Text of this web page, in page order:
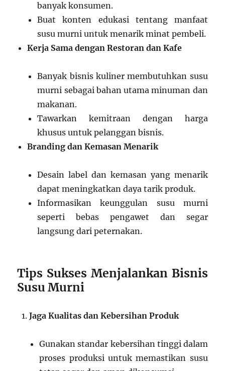
banyak konsumen.
Buat konten edukasi tentang manfaat
susu murni untuk menarik minat pembeli.
Kerja Sama dengan Restoran dan Kafe
Banyak bisnis kuliner membutuhkan susu
murni sebagai bahan utama minuman dan
makanan.
Tawarkan kemitraan dengan harga
khusus untuk pelanggan bisnis.
Branding dan Kemasan Menarik
Desain label dan kemasan yang menarik
dapat meningkatkan daya tarik produk.
Informasikan keunggulan susu murni
seperti bebas pengawet dan segar
langsung dari peternakan.
Tips Sukses Menjalankan Bisnis
Susu Murni
Jaga Kualitas dan Kebersihan Produk
Gunakan standar kebersihan tinggi dalam
proses produksi untuk memastikan susu